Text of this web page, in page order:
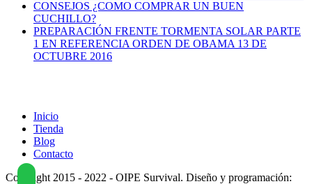
CONSEJOS ¿COMO COMPRAR UN BUEN
CUCHILLO?
PREPARACIÓN FRENTE TORMENTA SOLAR PARTE
1 EN REFERENCIA ORDEN DE OBAMA 13 DE
OCTUBRE 2016
Inicio
Tienda
Blog
Contacto
Copyright 2015 - 2022 - OIPE Survival. Diseño y programación: